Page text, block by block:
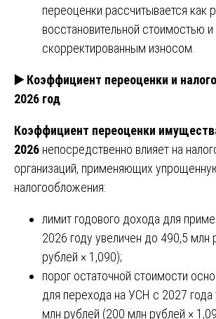
переоценки рассчитывается как
восстановительной стоимостью и
скорректированным износом.
▶️Коэффициент переоценки и
2026 год
Коэффициент переоценки
2026 непосредственно влияет на
организаций, применяющих
налогообложения:
лимит годового дохода для
2026 году увеличен до 490,5 млн
рублей × 1,090);
порог остаточной стоимости
для перехода на УСН с 2027 года
млн рублей (200 млн рублей ×